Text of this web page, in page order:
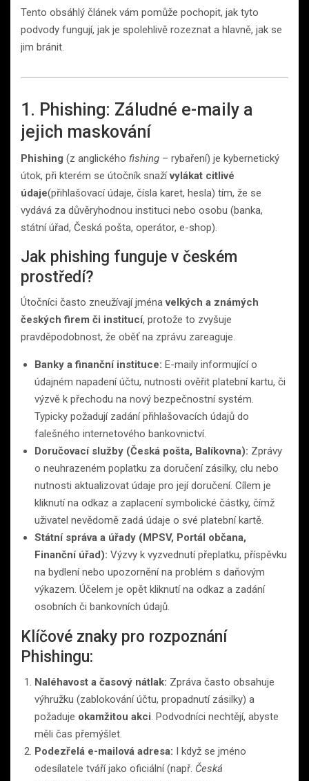
Tento obsáhlý článek vám pomůže pochopit, jak tyto
podvody fungují, jak je spolehlivě rozeznat a hlavně, jak se
jim bránit.
1. Phishing: Záludné e-maily a
jejich maskování
Phishing (z anglického fishing – rybaření) je kybernetický
útok, při kterém se útočník snažívylákat citlivé
údaje(přihlašovací údaje, čísla karet, hesla) tím, že se
vydává za důvěryhodnou instituci nebo osobu (banka,
státní úřad, Česká pošta, operátor, e-shop).
Jak phishing funguje v českém
prostředí?
Útočníci často zneužívají jménavelkých a známých
českých firem či institucí, protože to zvyšuje
pravděpodobnost, že oběť na zprávu zareaguje.
Banky a finanční instituce: E-maily informující o
údajném napadení účtu, nutnosti ověřit platební kartu, či
výzvě k přechodu na nový bezpečnostní systém.
Typicky požadují zadání přihlašovacích údajů do
falešného internetového bankovnictví.
Doručovací služby (Česká pošta, Balíkovna): Zprávy
o neuhrazeném poplatku za doručení zásilky, clu nebo
nutnosti aktualizovat údaje pro její doručení. Cílem je
kliknutí na odkaz a zaplacení symbolické částky, čímž
uživatel nevědomě zadá údaje o své platební kartě.
Státní správa a úřady (MPSV, Portál občana,
Finanční úřad): Výzvy k vyzvednutí přeplatku, příspěvku
na bydlení nebo upozornění na problém s daňovým
výkazem. Účelem je opět kliknutí na odkaz a zadání
osobních či bankovních údajů.
Klíčové znaky pro rozpoznání
Phishingu:
Naléhavost a časový nátlak: Zpráva často obsahuje
výhružku (zablokování účtu, propadnutí zásilky) a
požaduje okamžitou akci . Podvodníci nechtějí, abyste
měli čas přemýšlet.
Podezřelá e-mailová adresa: I když se jméno
odesílatele tváří jako oficiální (např. Česká